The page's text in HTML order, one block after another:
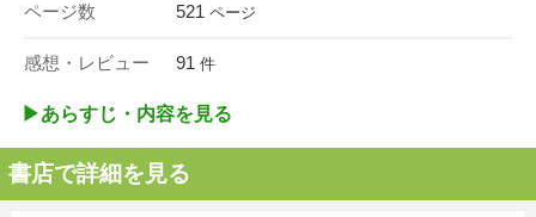
ページ数 521 ページ
感想・レビュー 91 件
▶︎あらすじ・内容を見る
書店で詳細を見る